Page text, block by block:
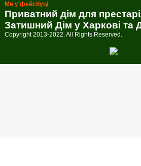
Ми у фейсбуці
Приватний дім для
Затишний Дім у Харкові та
Copyright 2013-2022. All Rights Reserved.